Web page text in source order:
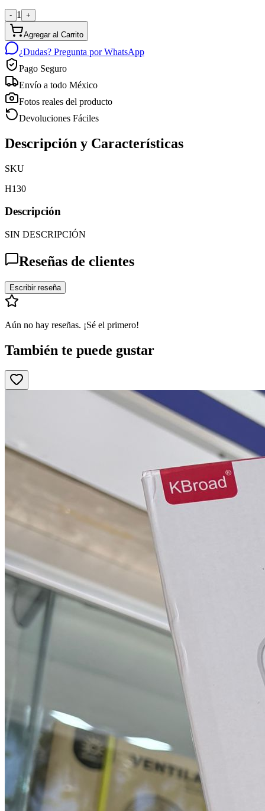
- 1 +
Agregar al Carrito
¿Dudas? Pregunta por WhatsApp
Pago Seguro
Envío a todo México
Fotos reales del producto
Devoluciones Fáciles
Descripción y Características
SKU
H130
Descripción
SIN DESCRIPCIÓN
Reseñas de clientes
Escribir reseña
Aún no hay reseñas. ¡Sé el primero!
También te puede gustar